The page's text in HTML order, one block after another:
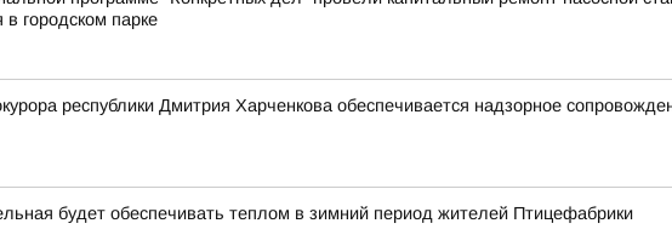
городском парке
республики Дмитрия Харченкова обеспечивается надзорное
будет обеспечивать теплом в зимний период жителей Птицефабрики